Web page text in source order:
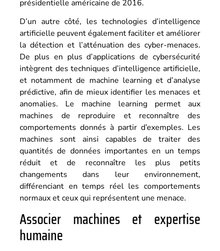
présidentielle américaine de 2016.
D’un autre côté, les technologies d’intelligence
artificielle peuvent également faciliter et améliorer
la détection et l’atténuation des cyber-menaces.
De plus en plus d’applications de cybersécurité
intègrent des techniques d’intelligence artificielle,
et notamment de machine learning et d’analyse
prédictive, afin de mieux identifier les menaces et
anomalies. Le machine learning permet aux
machines de reproduire et reconnaître des
comportements donnés à partir d’exemples. Les
machines sont ainsi capables de traiter des
quantités de données importantes en un temps
réduit et de reconnaître les plus petits
changements dans leur environnement,
différenciant en temps réel les comportements
normaux et ceux qui représentent une menace.
Associer machines et expertise
humaine